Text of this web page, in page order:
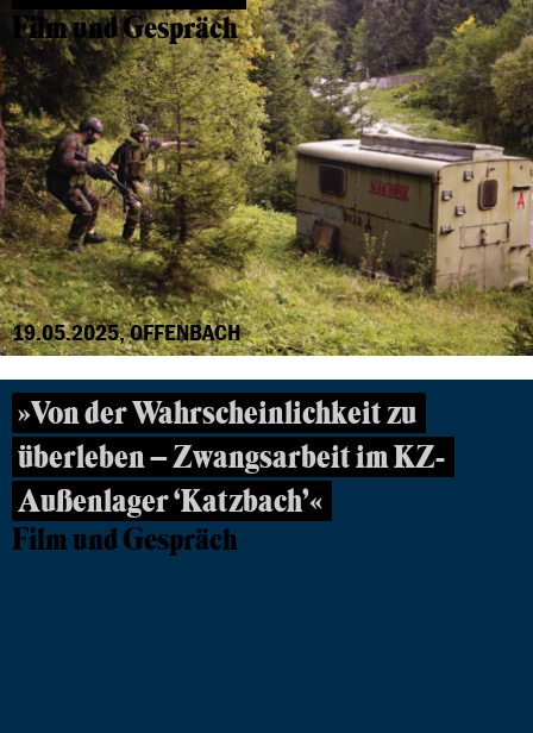
Film und Gespräch
19.05.2025, OFFENBACH
»Von der Wahrscheinlichkeit zu
überleben – Zwangsarbeit im KZ-
Außenlager ‘Katzbach’«
Film und Gespräch